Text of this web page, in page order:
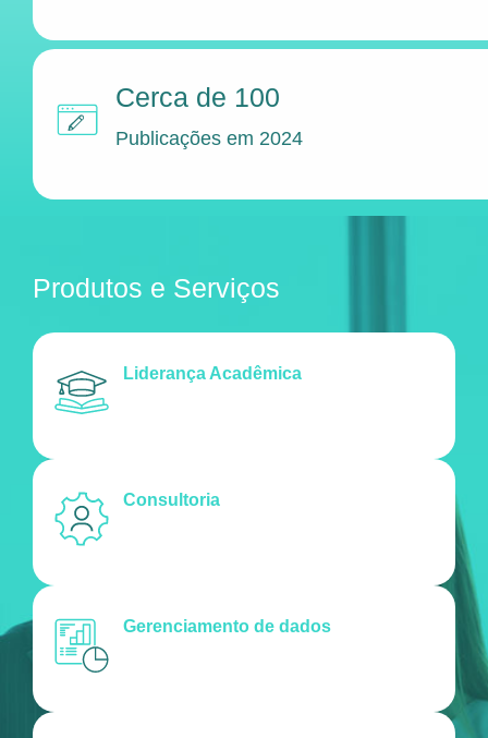
Cerca de 100
Publicações em 2024
Produtos e Serviços
Liderança Acadêmica
Consultoria
Gerenciamento de dados